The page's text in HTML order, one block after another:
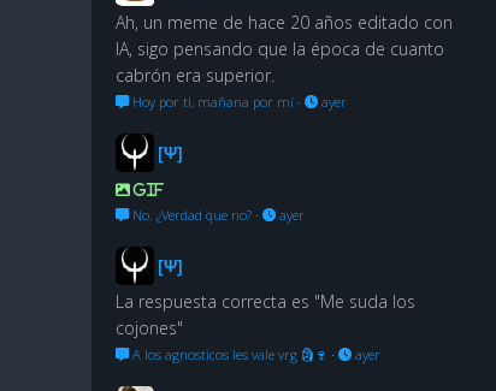
Ah, un meme de hace 20 años editado con
IA, sigo pensando que la época de cuanto
cabrón era superior.
Hoy por ti, mañana por mí · ayer
[Ψ]
GIF
No. ¿Verdad que no? · ayer
[Ψ]
La respuesta correcta es "Me suda los
cojones"
A los agnosticos les vale vrg 🗿🍷 · ayer